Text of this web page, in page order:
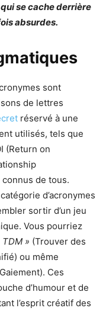
se cache derrière
absurdes.
sont
de lettres
réservé à une
utilisés, tels que
(Return on
de tous.
d’acronymes
sortir d’un jeu
Vous pourriez
TDM » (Trouver des
ou même
Ces
d’humour et de
l’esprit créatif des